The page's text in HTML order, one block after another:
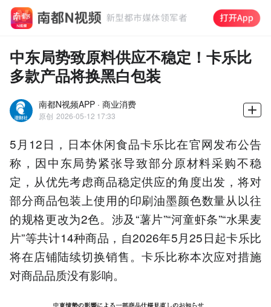
中东局势致原料供应不稳定！卡乐比
多款产品将换黑白包装
南都N视频APP · 商业消费
原创 2026-05-12 17:33
5月12日，日本休闲食品卡乐比在官网发布公告
称，因中东局势紧张导致部分原材料采购不稳
定，从优先考虑商品稳定供应的角度出发，将对
部分商品包装上使用的印刷油墨颜色数量从以往
的规格更改为2色。涉及“薯片”“河童虾条”“水果麦
片”等共计14种商品，自2026年5月25日起卡乐比
将在店铺陆续切换销售。卡乐比称本次应对措施
对商品品质没有影响。